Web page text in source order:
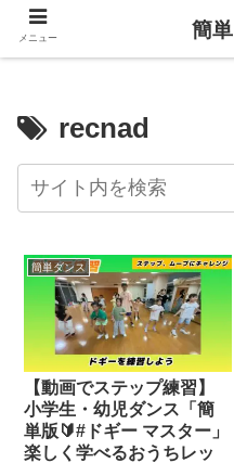
recnad
簡単ダンス
【動画でステップ練習】
小学生・幼児ダンス「簡
単版🔰#ドギー マスター」
楽しく学べるおうちレッ
メニュー 簡